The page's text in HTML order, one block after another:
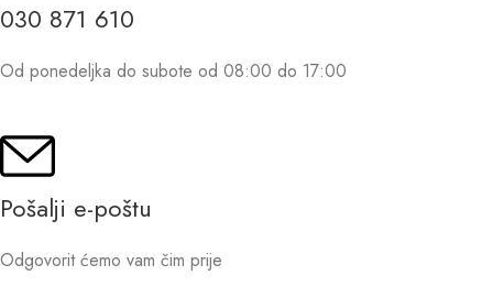
030 871 610
Od ponedeljka do subote od 08:00 do 17:00
Pošalji e-poštu
Odgovorit ćemo vam čim prije